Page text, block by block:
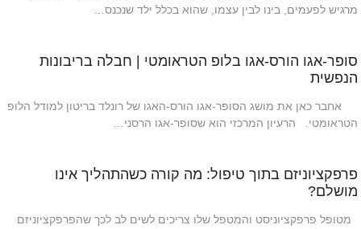
מרגיש לפעמים, בינו לבין עצמו, שהוא בכלל ילד שנכנס…
סופר-אגו הורס-אגו בלופ הטראומטי | חבלה בריבונות
הנפשית
אחבר כאן את מושג הסופר-אגו הורס-האגו של רונלד בריטון למודל הלופ
הטראומטי. הרעיון המרכזי הוא שסופר-אגו הרסני…
פרפקציוניזם בתוך טיפול: מה קורה כשהתהליך אינו
מושלם?
מטופל פרפקציוניסט והמטפל שלו צריכים לשים לב לכך שהפרפקציוניזם